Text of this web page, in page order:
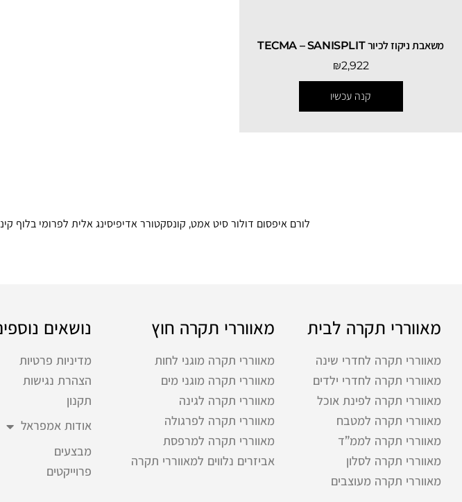
משאבת ניקוז לכיור TECMA – SANISPLIT
₪2,922
קנה עכשיו
לורם איפסום דולור סיט אמט, קונסקטורר אדיפיסינג אלית לפרומי בלוף
מאווררי תקרה לבית
מאווררי תקרה לחדרי שינה
מאווררי תקרה לחדרי ילדים
מאווררי תקרה לפינת אוכל
מאווררי תקרה למטבח
מאווררי תקרה לממ”ד
מאווררי תקרה לסלון
מאווררי תקרה מעוצבים
מאווררי תקרה חוץ
מאווררי תקרה מוגני לחות
מאווררי תקרה מוגני מים
מאווררי תקרה לגינה
מאווררי תקרה לפרגולה
מאווררי תקרה למרפסת
אביזרים נלווים למאווררי תקרה
נושאים
מדיניות פרטיות
הצהרת נגישות
תקנון
אודות אמפראל
מבצעים
פרוייקטים